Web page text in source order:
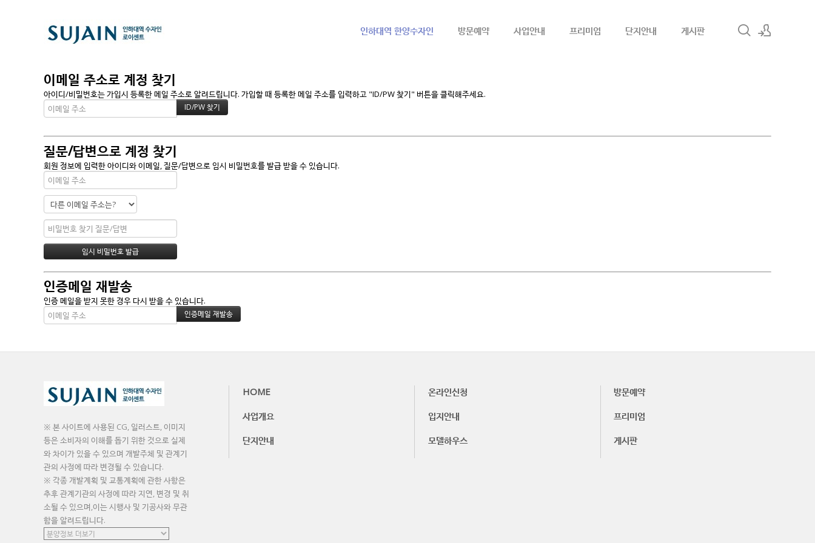
인하대역 한양수자인 방문예약 사업안내 프리미엄 단지안내 게시판
이메일 주소로 계정 찾기
아이디/비밀번호는 가입시 등록한 메일 주소로 알려드립니다. 가입할 때 등록한 메일 주소를 입력하고 "ID/PW 찾기" 버튼을 클릭해주세요.
질문/답변으로 계정 찾기
회원 정보에 입력한 아이디와 이메일, 질문/답변으로 임시 비밀번호를 발급 받을 수 있습니다.
인증메일 재발송
인증 메일을 받지 못한 경우 다시 받을 수 있습니다.
※ 본 사이트에 사용된 CG, 일러스트, 이미지
등은 소비자의 이해를 돕기 위한 것으로 실제
와 차이가 있을 수 있으며 개발주체 및 관계기
관의 사정에 따라 변경될 수 있습니다.
※ 각종 개발계획 및 교통계획에 관한 사항은
추후 관계기관의 사정에 따라 지연, 변경 및 취
소될 수 있으며,이는 시행사 및 기공사와 무관
함을 알려드립니다.
HOME 온라인신청
방문예약
사업개요
입지안내
프리미엄
단지안내
모델하우스 게시판